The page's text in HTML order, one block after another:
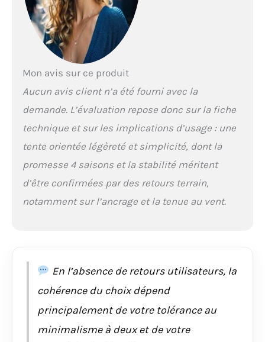
Mon avis sur ce produit
Aucun avis client n’a été fourni avec la
demande. L’évaluation repose donc sur la fiche
technique et sur les implications d’usage : une
tente orientée légèreté et simplicité, dont la
promesse 4 saisons et la stabilité méritent
d’être confirmées par des retours terrain,
notamment sur l’ancrage et la tenue au vent.
En l’absence de retours utilisateurs, la
cohérence du choix dépend
principalement de votre tolérance au
minimalisme à deux et de votre